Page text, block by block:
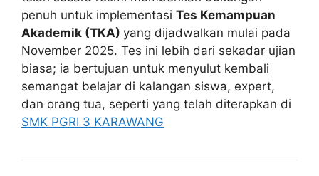
penuh untuk implementasi Tes Kemampuan
Akademik (TKA) yang dijadwalkan mulai pada
November 2025. Tes ini lebih dari sekadar ujian
biasa; ia bertujuan untuk menyulut kembali
semangat belajar di kalangan siswa, expert,
dan orang tua, seperti yang telah diterapkan di
SMK PGRI 3 KARAWANG